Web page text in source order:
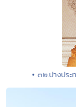
• ๓๒.ปางประ